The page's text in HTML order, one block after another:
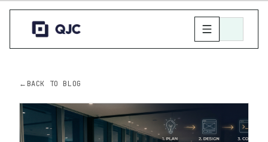
← BACK TO BLOG